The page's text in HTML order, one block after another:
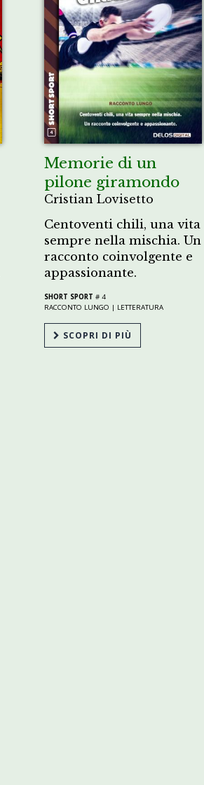
Memorie di un
pilone giramondo
Cristian Lovisetto
Centoventi chili, una vita
sempre nella mischia. Un
racconto coinvolgente e
appassionante.
SHORT SPORT # 4
RACCONTO LUNGO | LETTERATURA
SCOPRI DI PIÙ